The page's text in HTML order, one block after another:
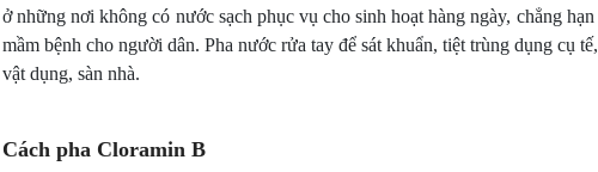
ở những nơi không có nước sạch phục vụ cho sinh hoạt hàng ngày, chẳng
mầm bệnh cho người dân. Pha nước rửa tay để sát khuẩn, tiệt trùng dụng cụ
vật dụng, sàn nhà.
Cách pha Cloramin B